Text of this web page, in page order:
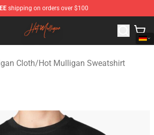
shipping on orders over $100
- Official Hot Mulligan Merchandise
Cloth/Hot Mulligan Sweatshirt